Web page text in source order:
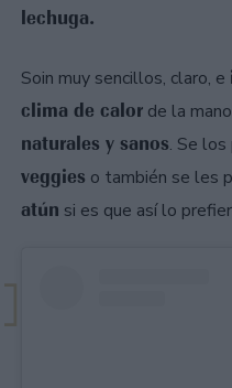
lechuga.
Soin muy sencillos, claro, e
clima de calor de la
naturales y sanos. Se los
veggies o también se les
atún si es que así lo